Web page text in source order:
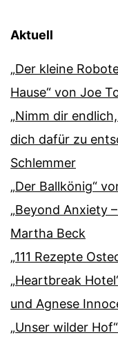
Aktuell
„Der kleine
Hause“ von Joe
„Nimm dir
dich dafür zu
Schlemmer
„Der Ballkönig“
„Beyond Anxiety
Martha Beck
„111 Rezepte
„Heartbreak
und Agnese
„Unser wilder